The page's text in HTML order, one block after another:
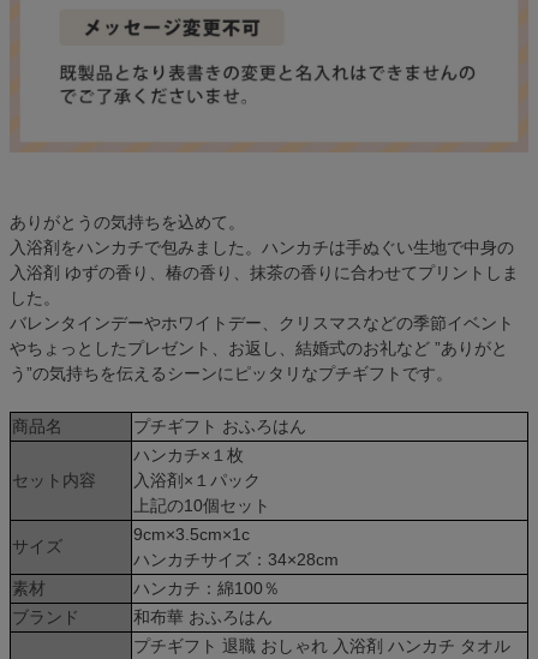
ありがとうの気持ちを込めて。
入浴剤をハンカチで包みました。ハンカチは手ぬぐい生地で中身の
入浴剤 ゆずの香り、椿の香り、抹茶の香りに合わせてプリントしま
した。
バレンタインデーやホワイトデー、クリスマスなどの季節イベント
やちょっとしたプレゼント、お返し、結婚式のお礼など ”ありがと
う”の気持ちを伝えるシーンにピッタリなプチギフトです。
商品名 プチギフト おふろはん
セット内容
ハンカチ×１枚
入浴剤×１パック
上記の10個セット
サイズ
9cm×3.5cm×1c
ハンカチサイズ：34×28cm
素材
ハンカチ：綿100％
ブランド
和布華 おふろはん
プチギフト 退職 おしゃれ 入浴剤 ハンカチ タオル